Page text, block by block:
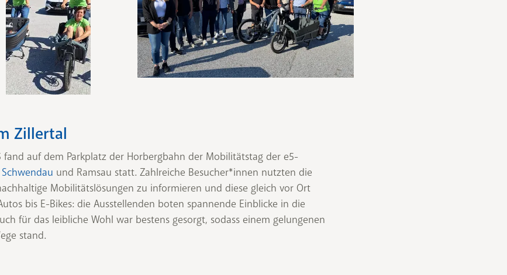
Zillertal
fand auf dem Parkplatz der Horbergbahn der Mobilitätstag der e5-
Schwendau und Ramsau statt. Zahlreiche Besucher*innen nutzten die
Mobilitätslösungen zu informieren und diese gleich vor Ort
bis E-Bikes: die Ausstellenden boten spannende Einblicke in die
für das leibliche Wohl war bestens gesorgt, sodass einem gelungenen
stand.